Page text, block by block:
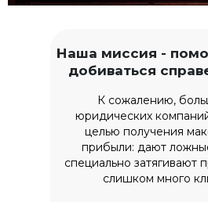
Наша миссия -
добиваться
К сожалению,
юридических
целью получения
прибыли: дают
специально затягивают
слишком много